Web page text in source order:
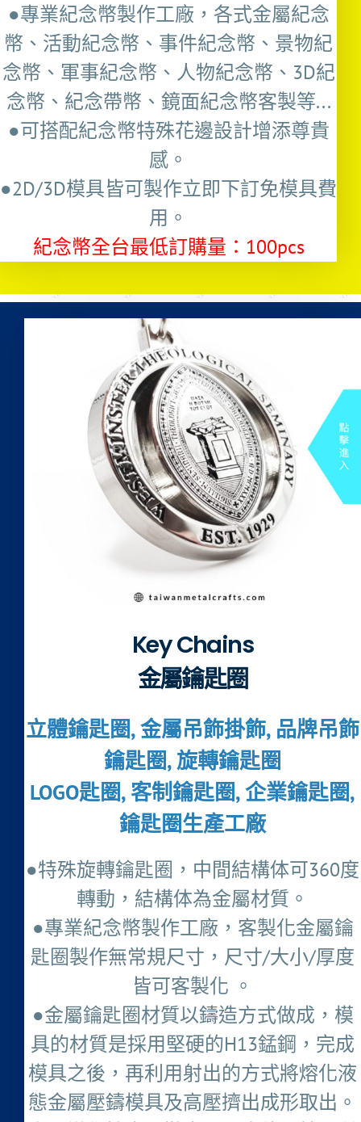
●專業紀念幣製作工廠，各式金屬紀念
幣、活動紀念幣、事件紀念幣、景物紀
念幣、軍事紀念幣、人物紀念幣、3D紀
念幣、紀念帶幣、鏡面紀念幣客製等...
●可搭配紀念幣特殊花邊設計增添尊貴
感。
●2D/3D模具皆可製作立即下訂免模具費
用。
紀念幣全台最低訂購量：100pcs
Key Chains
金屬鑰匙圈
立體鑰匙圈, 金屬吊飾掛飾, 品牌吊飾
鑰匙圈, 旋轉鑰匙圈
LOGO匙圈, 客制鑰匙圈, 企業鑰匙圈,
鑰匙圈生產工廠
●特殊旋轉鑰匙圈，中間結構体可360度
轉動，結構体為金屬材質。
●專業紀念幣製作工廠，客製化金屬鑰
匙圈製作無常規尺寸，尺寸/大小/厚度
皆可客製化 。
●金屬鑰匙圈材質以鑄造方式做成，模
具的材質是採用堅硬的H13錳鋼，完成
模具之後，再利用射出的方式將熔化液
態金屬壓鑄模具及高壓擠出成形取出。